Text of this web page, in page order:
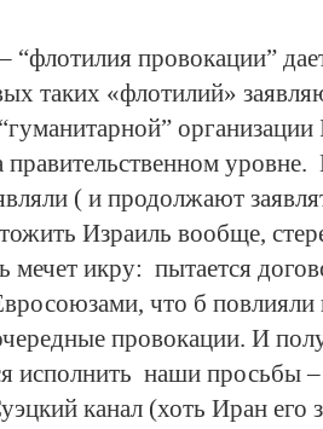
“флотилия провокации”
таких «флотилий»
правительственном
( и продолжают
Израиль вообще,
мечет икру: пытается
что б повлияли
провокации. И
исполнить наши просьбы
канал (хоть Иран его